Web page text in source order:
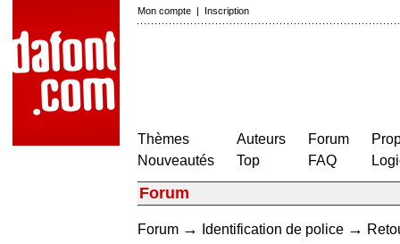
Mon compte | Inscription
Thèmes
Nouveautés
Auteurs
Top
Forum
FAQ
Forum
Forum → Identification de police →